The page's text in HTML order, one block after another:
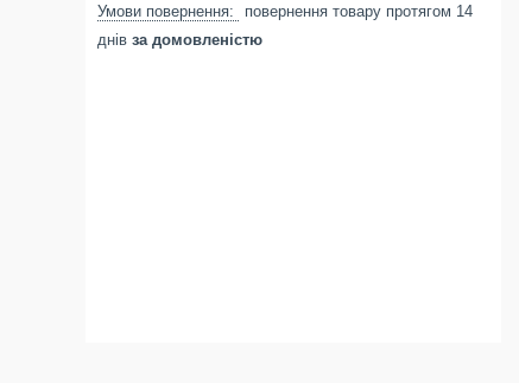
повернення товару протягом 14
днів за домовленістю